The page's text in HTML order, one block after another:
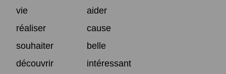
vie
aider
réaliser
cause
souhaiter
belle
découvrir
intéressant